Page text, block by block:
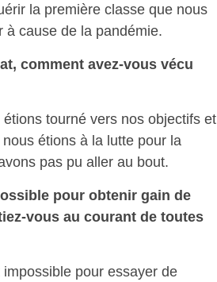
la première classe que nous
à cause de la pandémie.
comment avez-vous vécu
tourné vers nos objectifs et
étions à la lutte pour la
pas pu aller au bout.
pour obtenir gain de
vous au courant de toutes
pour essayer de